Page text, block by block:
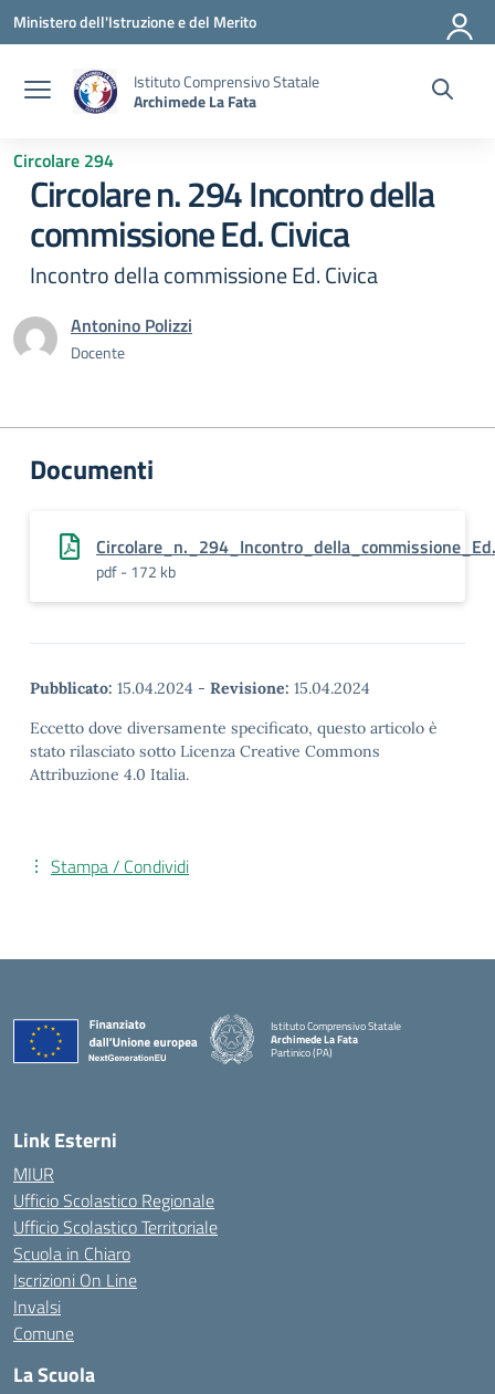
Vai ai contenuti
Vai al menu di navigazione
Vai al footer
Ministero dell'Istruzione e del Merito
Istituto Comprensivo Statale
Archimede La Fata
Circolare 294
Circolare n. 294 Incontro della
commissione Ed. Civica
Incontro della commissione Ed. Civica
Antonino Polizzi
Docente
Documenti
pdf - 172 kb
Pubblicato: 15.04.2024 - Revisione: 15.04.2024
Eccetto dove diversamente specificato, questo articolo è
stato rilasciato sotto Licenza Creative Commons
Attribuzione 4.0 Italia.
Stampa / Condividi
Istituto Comprensivo Statale
Archimede La Fata
Partinico (PA)
Link Esterni
MIUR
Ufficio Scolastico Regionale
Ufficio Scolastico Territoriale
Scuola in Chiaro
Iscrizioni On Line
Invalsi
Comune
La Scuola